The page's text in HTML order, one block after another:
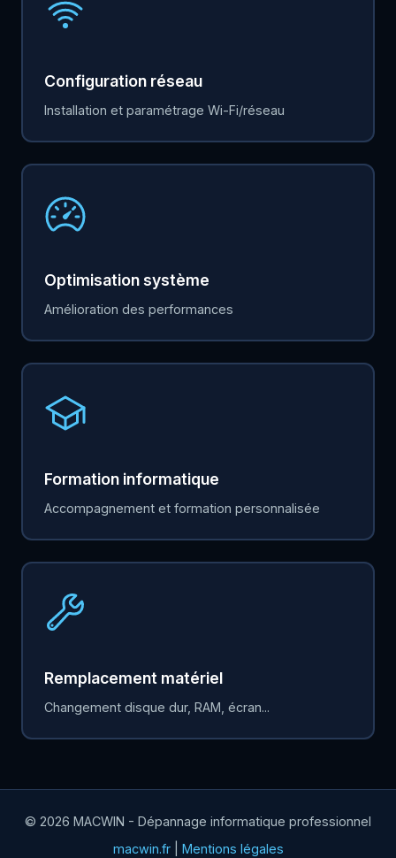
Configuration réseau
Installation et paramétrage Wi-Fi/réseau
Optimisation système
Amélioration des performances
Formation informatique
Accompagnement et formation personnalisée
Remplacement matériel
Changement disque dur, RAM, écran...
© 2026 MACWIN - Dépannage informatique professionnel
macwin.fr| Mentions légales